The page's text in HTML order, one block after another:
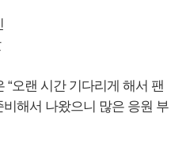
“오랜 시간 기다리게 해서 팬
해서 나왔으니 많은 응원 부